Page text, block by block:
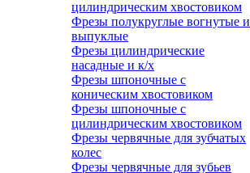
цилиндрическим хвостовиком
Фрезы полукруглые вогнутые и
выпуклые
Фрезы цилиндрические
насадные и к/х
Фрезы шпоночные с
коническим хвостовиком
Фрезы шпоночные с
цилиндрическим хвостовиком
Фрезы червячные для зубчатых
колес
Фрезы червячные для зубьев